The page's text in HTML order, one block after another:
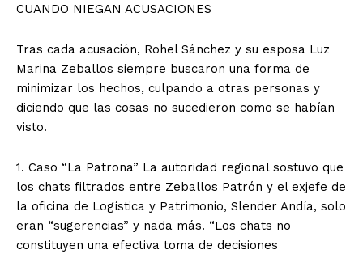
CUANDO NIEGAN ACUSACIONES
Tras cada acusación, Rohel Sánchez y su esposa Luz
Marina Zeballos siempre buscaron una forma de
minimizar los hechos, culpando a otras personas y
diciendo que las cosas no sucedieron como se habían
visto.
1. Caso “La Patrona” La autoridad regional sostuvo que
los chats filtrados entre Zeballos Patrón y el exjefe de
la oficina de Logística y Patrimonio, Slender Andía, solo
eran “sugerencias” y nada más. “Los chats no
constituyen una efectiva toma de decisiones